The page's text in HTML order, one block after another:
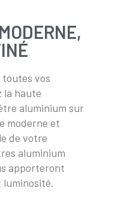
toutes vos
la haute
aluminium sur
moderne et
de votre
aluminium
apporteront
luminosité.